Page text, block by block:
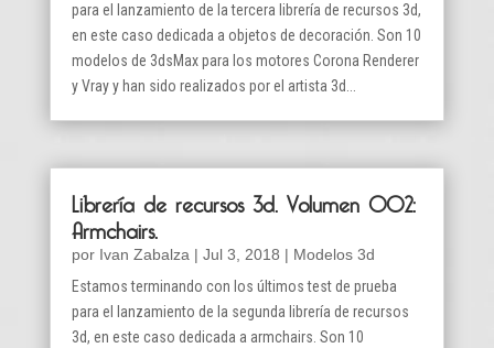
para el lanzamiento de la tercera librería de recursos 3d,
en este caso dedicada a objetos de decoración. Son 10
modelos de 3dsMax para los motores Corona Renderer
y Vray y han sido realizados por el artista 3d...
Librería de recursos 3d. Volumen 002:
Armchairs.
por Ivan Zabalza | Jul 3, 2018 | Modelos 3d
Estamos terminando con los últimos test de prueba
para el lanzamiento de la segunda librería de recursos
3d, en este caso dedicada a armchairs. Son 10